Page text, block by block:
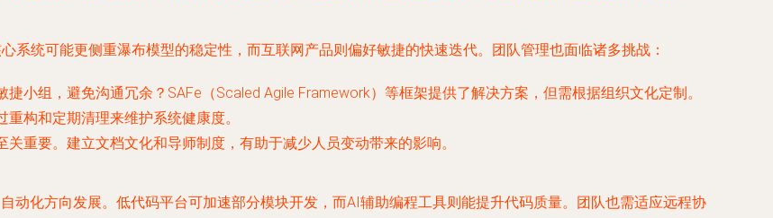
系统可能更侧重瀑布模型的稳定性，而互联网产品则偏好敏捷的快速迭代。团队管理也面临诸多挑战：
捷小组，避免沟通冗余？SAFe（Scaled Agile Framework）等框架提供了解决方案，但需根据组织文化定制。
构和定期清理来维护系统健康度。
关重要。建立文档文化和导师制度，有助于减少人员变动带来的影响。
动化方向发展。低代码平台可加速部分模块开发，而AI辅助编程工具则能提升代码质量。团队也需适应远程协